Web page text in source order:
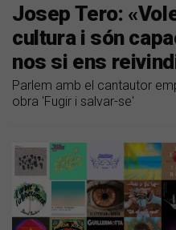
Josep Tero:
cultura i són
nos si ens
Parlem amb el cantautor
obra 'Fugir i salvar-se'